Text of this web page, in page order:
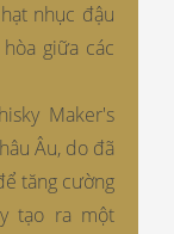
nhục đậu
giữa các
Maker's
Âu, do đã
tăng cường
tạo ra một